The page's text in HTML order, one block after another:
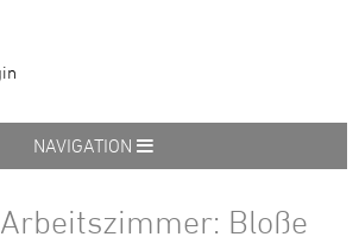
NAVIGATION
Bloße